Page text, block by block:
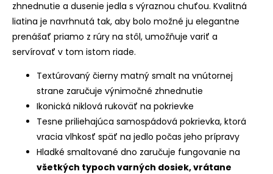
zhnednutie a dusenie jedla s výraznou chuťou. Kvalitná
liatina je navrhnutá tak, aby bolo možné ju elegantne
prenášať priamo z rúry na stôl, umožňuje variť a
servírovať v tom istom riade.
Textúrovaný čierny matný smalt na vnútornej
strane zaručuje výnimočné zhnednutie
Ikonická niklová rukoväť na pokrievke
Tesne priliehajúca samospádová pokrievka, ktorá
vracia vlhkosť späť na jedlo počas jeho prípravy
Hladké smaltované dno zaručuje fungovanie na
všetkých typoch varných dosiek, vrátane